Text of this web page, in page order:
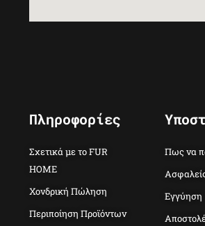
Πληροφορίες
Σχετικά με το FUR
HOME
Χονδρική Πώληση
Περιποίηση Προϊόντων
Πως να
Εγγύηση